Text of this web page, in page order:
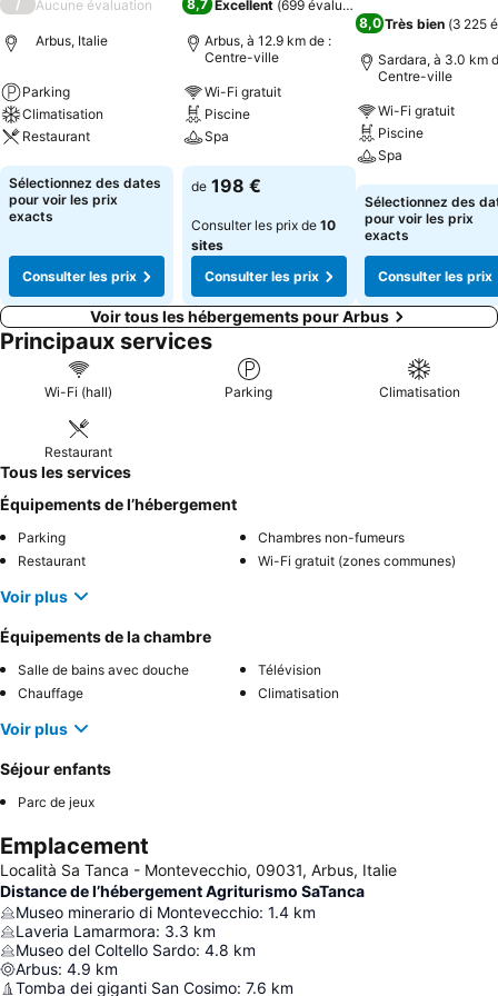
/ Aucune évaluation
Arbus, Italie
Parking
Climatisation
Restaurant
Consulter les prix
Sélectionnez des dates
pour voir les prix
exacts
Consulter les prix
8,7 Excellent (699 évaluations
Arbus, à 12.9 km de :
Centre-ville
Wi-Fi gratuit
Piscine
Spa
Consulter les prix
de 198 €
Consulter les prix de 10
sites
Consulter les prix
8,0 Très bien (3 225
Sardara, à 3.0 km
Centre-ville
Wi-Fi gratuit
Piscine
Spa
Consulter les
Sélectionnez des
pour voir les prix
exacts
Consulter les prix
Voir tous les hébergements pour Arbus
Principaux services
Wi-Fi (hall) Parking Climatisation
Restaurant
Tous les services
Équipements de l’hébergement
Parking
Chambres non-fumeurs
Restaurant
Wi-Fi gratuit (zones communes)
Voir plus
Équipements de la chambre
Salle de bains avec douche
Télévision
Chauffage
Climatisation
Voir plus
Séjour enfants
Parc de jeux
Emplacement
Località Sa Tanca - Montevecchio, 09031, Arbus, Italie
Distance de l’hébergement Agriturismo SaTanca
Museo minerario di Montevecchio: 1.4 km
Laveria Lamarmora: 3.3 km
Museo del Coltello Sardo: 4.8 km
Arbus: 4.9 km
Tomba dei giganti San Cosimo: 7.6 km